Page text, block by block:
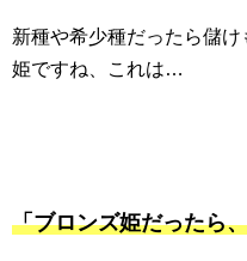
新種や希少種だったら儲
姫ですね、これは…
「ブロンズ姫だったら